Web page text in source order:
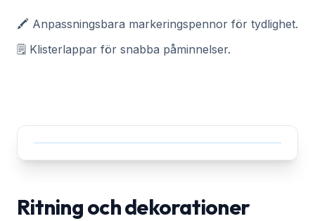
🖍️ Anpassningsbara markeringspennor för tydlighet.
🗒️ Klisterlappar för snabba påminnelser.
Ritning och dekorationer